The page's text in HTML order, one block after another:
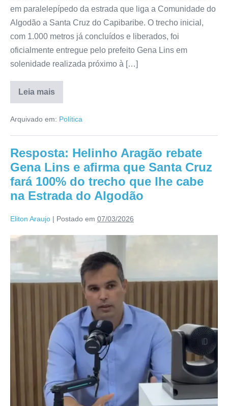
em paralelepípedo da estrada que liga a Comunidade do
Algodão a Santa Cruz do Capibaribe. O trecho inicial,
com 1.000 metros já concluídos e liberados, foi
oficialmente entregue pelo prefeito Gena Lins em
solenidade realizada próximo à […]
Leia mais
Arquivado em: Política
Resposta: Helinho Aragão rebate
Gena Lins e afirma que Santa Cruz
fará 100% do trecho que lhe cabe
na Estrada do Algodão
Eliton Araujo | Postado em 07/03/2026